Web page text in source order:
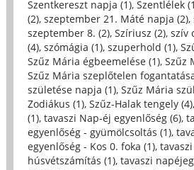
Szentkereszt napja (1), Szentlélek
(2), szeptember 21. Máté napja (2),
szeptember 8. (2), Szíriusz (2), szív
(4), szómágia (1), szuperhold (1),
Szűz Mária égbeemelése (1), Szűz
Szűz Mária szeplőtelen
születése napja (1), Szűz Mária
Zodiákus (1), Szűz-Halak tengely (4),
(1), tavaszi Nap-éj egyenlőség (6),
egyenlőség - gyümölcsoltás (1),
egyenlőség - Kos 0. foka (1),
húsvétszámítás (1), tavaszi